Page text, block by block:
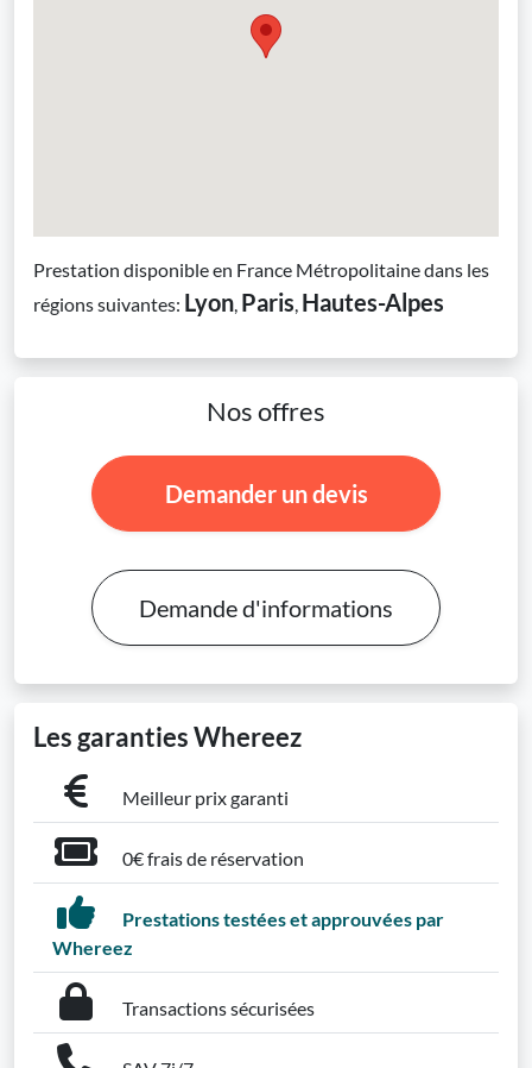
Prestation disponible en France Métropolitaine dans les
régions suivantes: Lyon, Paris, Hautes-Alpes
Nos offres
Demander un devis
Demande d'informations
Les garanties Whereez
Meilleur prix garanti
0€ frais de réservation
Prestations testées et approuvées par
Whereez
Transactions sécurisées